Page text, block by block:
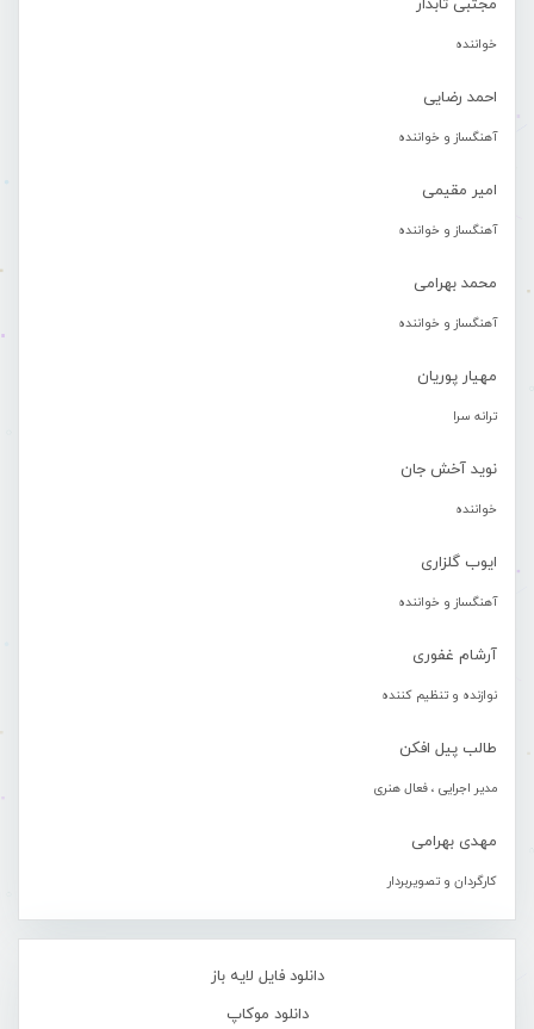
مجتبی تابدار
خواننده
احمد رضایی
آهنگساز و خواننده
امیر مقیمی
آهنگساز و خواننده
محمد بهرامی
آهنگساز و خواننده
مهیار پوریان
ترانه سرا
نوید آخش جان
خواننده
ایوب گلزاری
آهنگساز و خواننده
آرشام غفوری
نوازنده و تنظیم کننده
طالب پیل افکن
مدیر اجرایی ، فعال هنری
مهدی بهرامی
کارگردان و تصویربردار
دانلود فایل لایه باز
دانلود موکاپ